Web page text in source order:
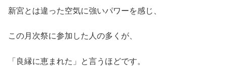
新宮とは違った空気に強いパワーを感じ、
この月次祭に参加した人の多くが、
「良縁に恵まれた」と言うほどです。